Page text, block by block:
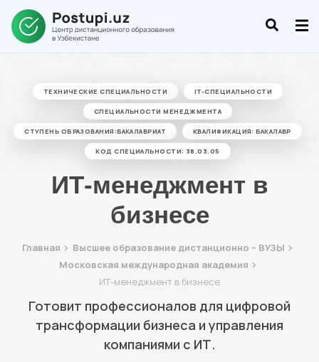
ТЕХНИЧЕСКИЕ СПЕЦИАЛЬНОСТИ IT-СПЕЦИАЛЬНОСТИ
СПЕЦИАЛЬНОСТИ МЕНЕДЖМЕНТА
СТУПЕНЬ ОБРАЗОВАНИЯ:БАКАЛАВРИАТ КВАЛИФИКАЦИЯ: БАКАЛАВР
КОД СПЕЦИАЛЬНОСТИ: 38.03.05
ИТ-менеджмент в
бизнесе
Главная
Высшее образование дистанционно – ВУЗЫ
Московская международная академия
ИТ-менеджмент в бизнесе
Готовит профессионалов для цифровой
трансформации бизнеса и управления
компаниями с ИТ.